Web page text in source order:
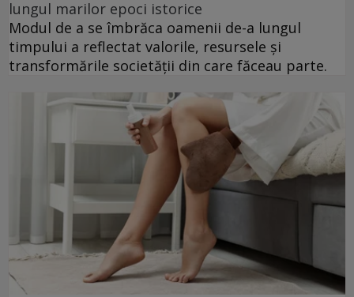
lungul marilor epoci istorice
Modul de a se îmbrăca oamenii de-a lungul
timpului a reflectat valorile, resursele și
transformările societății din care făceau parte.